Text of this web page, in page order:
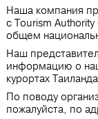
Наша компания
с Tourism
общем
Наш
информацию о
курортах
По поводу
пожалуйста, по